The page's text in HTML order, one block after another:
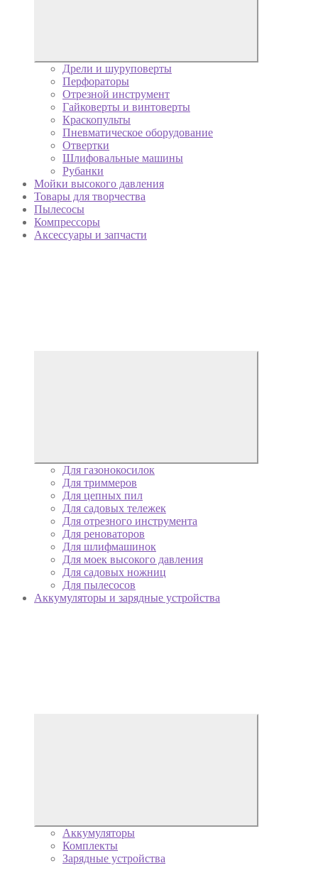
Дрели и шуруповерты
Перфораторы
Отрезной инструмент
Гайковерты и винтоверты
Краскопульты
Пневматическое оборудование
Отвертки
Шлифовальные машины
Рубанки
Мойки высокого давления
Товары для творчества
Пылесосы
Компрессоры
Аксессуары и запчасти
Для газонокосилок
Для триммеров
Для цепных пил
Для садовых тележек
Для отрезного инструмента
Для реноваторов
Для шлифмашинок
Для моек высокого давления
Для садовых ножниц
Для пылесосов
Аккумуляторы и зарядные устройства
Аккумуляторы
Комплекты
Зарядные устройства